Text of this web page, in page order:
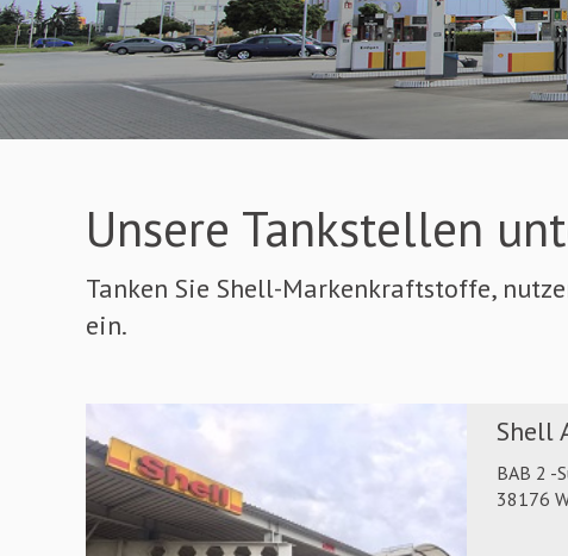
Unsere Tankstellen
Tanken Sie Shell-Markenkraftstoffe,
ein.
Shell
BAB 2 -
38176